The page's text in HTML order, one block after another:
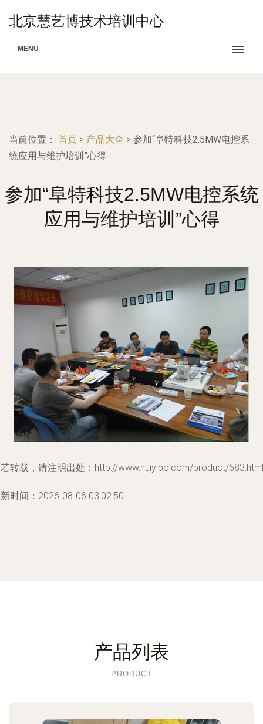
北京慧艺博技术培训中心
MENU
当前位置： 首页 > 产品大全 > 参加“阜特科技2.5MW电控系
统应用与维护培训”心得
参加“阜特科技2.5MW电控系统
应用与维护培训”心得
转载，请注明出处：http://www.huiyibo.com/product/683.html
时间：2026-08-06 03:02:50
产品列表
PRODUCT